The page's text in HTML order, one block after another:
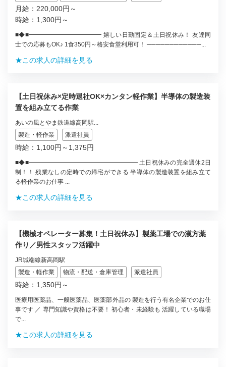
月給：220,000円～
時給：1,300円～
■◆■━━━━━━━━━━━━ 嬉しい日勤固定＆土日祝休み！ 友達同
士での応募もOK♪ 1食350円～格安食堂利用可！ ────────────...
★この求人の詳細を見る
【土日祝休み×定時退社OK×カンタン軽作業】半導体の製造装
置を組み立てる作業
あいの風とやま鉄道線高岡駅...
製造・軽作業
派遣社員
時給：1,100円～1,375円
■◆■━━━━━━━━━━━━━━━━━━ 土日祝休みの完全週休2日
制！！ 残業なしの定時での帰宅ができる 半導体の製造装置を組み立て
る軽作業のお仕事 ...
★この求人の詳細を見る
【機械オペレーター募集！土日祝休み】製薬工場での漢方薬
作り／男性スタッフ活躍中
JR城端線新高岡駅
製造・軽作業
物流・配送・倉庫管理 派遣社員
時給：1,350円～
医療用医薬品、一般医薬品、医薬部外品の 製造を行う有名企業でのお仕
事です ／ 専門知識や資格は不要！ 初心者・未経験も 活躍している職場
で...
★この求人の詳細を見る